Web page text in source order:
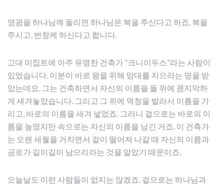
영광을 하나님께 돌리면 하나님은 복을 주신다고 하죠. 복을
주시고, 번창케 하신다고 합니다.
고대 이집트에 아주 유명한 건축가 “크니이두스”라는 사람이
있었습니다. 이분이 바로 왕을 위해 망대를 지으라는 명을 받
았는데요. 그는 건축하면서 자신의 이름을 돌 위에 큼지막하
게 새겨놓았습니다. 그리고 그 위에 역청을 발라서 이름을 가
리고, 바로의 이름을 새겨 넣었죠. 그러니 겉으로는 바로의 이
름을 높였지만 속으로는 자신의 이름을 남긴 거죠. 이 건축가
는 오랜 세월을 거치면서 겉이 떨어져 나갈 때 자신의 이름과
공로가 길이길이 남으리라는 것을 알았기 때문이죠.
오늘날도 이런 사람들이 없지는 않겠죠. 겉으로는 하나님과